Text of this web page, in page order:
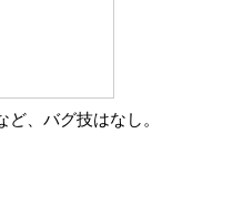
、バグ技はなし。